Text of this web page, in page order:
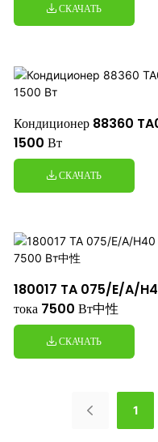
СКАЧАТЬ
Кондиционер 88360
1500 Вт
СКАЧАТЬ
180017 TA 075/E/A/H40
тока 7500 Вт中性
СКАЧАТЬ
1